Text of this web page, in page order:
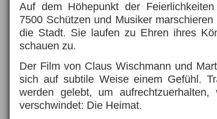
Auf dem Höhepunkt der
7500 Schützen und Musiker
die Stadt. Sie laufen zu Ehren ihres
schauen zu.
Der Film von Claus Wischmann und
sich auf subtile Weise einem Gefühl.
werden gelebt, um
verschwindet: Die Heimat.